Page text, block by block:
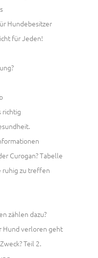
Hundebesitzer
für Jeden!
richtig
Curogan? Tabelle
ruhig zu treffen
zählen dazu?
Hund verloren geht
Teil 2.